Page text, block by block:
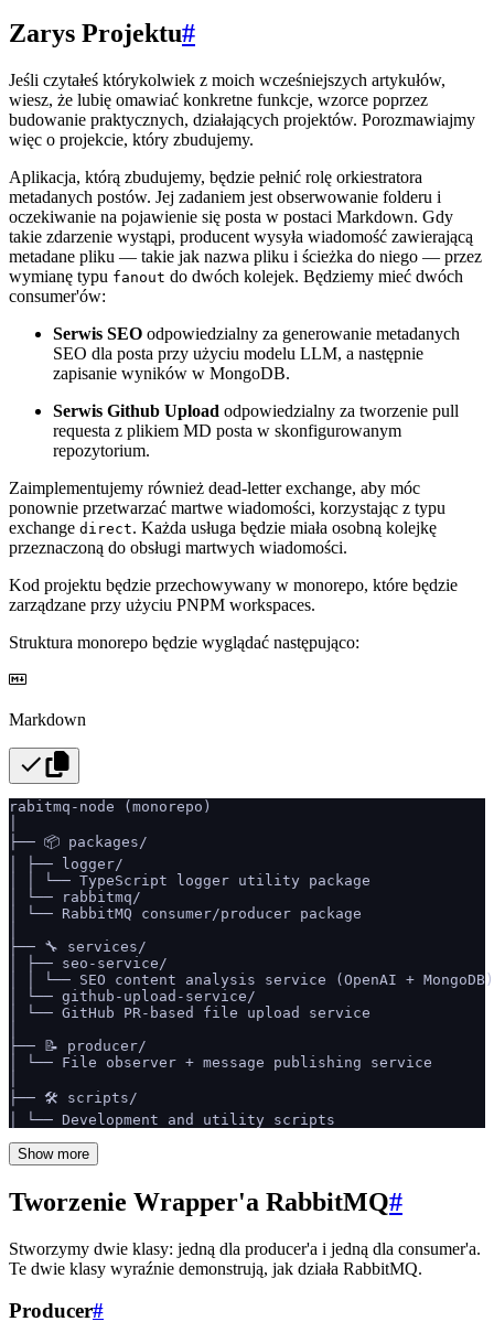
Zarys Projektu#
Jeśli czytałeś którykolwiek z moich wcześniejszych artykułów,
wiesz, że lubię omawiać konkretne funkcje, wzorce poprzez
budowanie praktycznych, działających projektów. Porozmawiajmy
więc o projekcie, który zbudujemy.
Aplikacja, którą zbudujemy, będzie pełnić rolę orkiestratora
metadanych postów. Jej zadaniem jest obserwowanie folderu i
oczekiwanie na pojawienie się posta w postaci Markdown. Gdy
takie zdarzenie wystąpi, producent wysyła wiadomość zawierającą
metadane pliku — takie jak nazwa pliku i ścieżka do niego — przez
wymianę typu fanout do dwóch kolejek. Będziemy mieć dwóch
consumer'ów:
Serwis SEO odpowiedzialny za generowanie metadanych
SEO dla posta przy użyciu modelu LLM, a następnie
zapisanie wyników w MongoDB.
Serwis Github Upload odpowiedzialny za tworzenie pull
requesta z plikiem MD posta w skonfigurowanym
repozytorium.
Zaimplementujemy również dead-letter exchange, aby móc
ponownie przetwarzać martwe wiadomości, korzystając z typu
exchange direct. Każda usługa będzie miała osobną kolejkę
przeznaczoną do obsługi martwych wiadomości.
Kod projektu będzie przechowywany w monorepo, które będzie
zarządzane przy użyciu PNPM workspaces.
Struktura monorepo będzie wyglądać następująco:
Markdown
rabitmq-node (monorepo)
├── 📦 packages/
│ ├── logger/
│ │ └── TypeScript logger utility package
│ └── rabbitmq/
│ └── RabbitMQ consumer/producer package
├── 🔧 services/
│ ├── seo-service/
│ │ └── SEO content analysis service (OpenAI + MongoDB)
│ └── github-upload-service/
│ └── GitHub PR-based file upload service
├── 📝 producer/
│ └── File observer + message publishing service
├── 🛠️ scripts/
│ └── Development and utility scripts
Show more
Tworzenie Wrapper'a RabbitMQ#
Stworzymy dwie klasy: jedną dla producer'a i jedną dla consumer'a.
Te dwie klasy wyraźnie demonstrują, jak działa RabbitMQ.
Producer#